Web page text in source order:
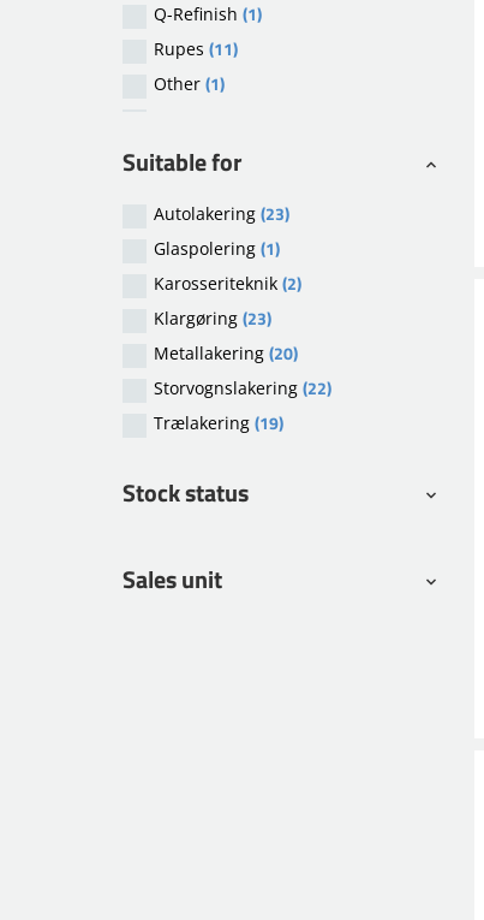
Q-Refinish (1)
Rupes (11)
Other (1)
Suitable for
Autolakering (23)
Glaspolering (1)
Karosseriteknik (2)
Klargøring (23)
Metallakering (20)
Storvognslakering (22)
Trælakering (19)
Stock status
Sales unit